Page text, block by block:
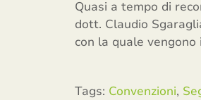
Quasi a tempo di
dott. Claudio
con la quale
Tags: Convenzioni,